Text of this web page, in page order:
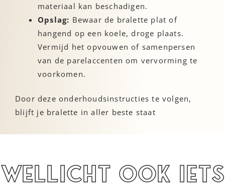
materiaal kan beschadigen.
Opslag: Bewaar de bralette plat of
hangend op een koele, droge plaats.
Vermijd het opvouwen of samenpersen
van de parelaccenten om vervorming te
voorkomen.
Door deze onderhoudsinstructies te volgen,
blijft je bralette in aller beste staat
Wellicht ook iets